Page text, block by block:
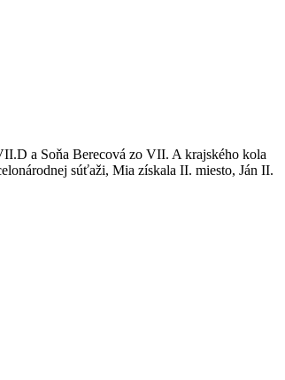
a Soňa Berecová zo VII. A krajského kola
súťaži, Mia získala II. miesto, Ján II.